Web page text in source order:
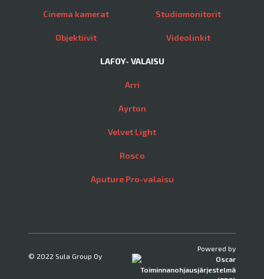
Cinema kamerat
Objektiivit
Studiomonitorit
Videolinkit
LAFOY- VALAISU
Arri
Ayrton
Velvet Light
Rosco
Aputure Pro-valaisu
© 2022 Sula Group Oy
Powered by